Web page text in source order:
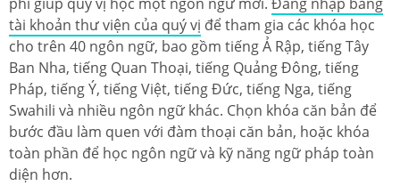
tài khoản thư viện của quý vị để tham gia các khóa học
cho trên 40 ngôn ngữ, bao gồm tiếng Ả Rập, tiếng Tây
Ban Nha, tiếng Quan Thoại, tiếng Quảng Đông, tiếng
Pháp, tiếng Ý, tiếng Việt, tiếng Đức, tiếng Nga, tiếng
Swahili và nhiều ngôn ngữ khác. Chọn khóa căn bản để
bước đầu làm quen với đàm thoại căn bản, hoặc khóa
toàn phần để học ngôn ngữ và kỹ năng ngữ pháp toàn
diện hơn.